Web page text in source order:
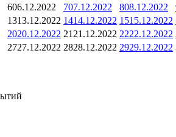
606.12.2022 707.12.2022 808.12.2022
1313.12.2022 1414.12.2022 1515.12.2022
2020.12.2022 21 21.12.2022 2222.12.2022
2727.12.2022 2828.12.2022 2929.12.2022